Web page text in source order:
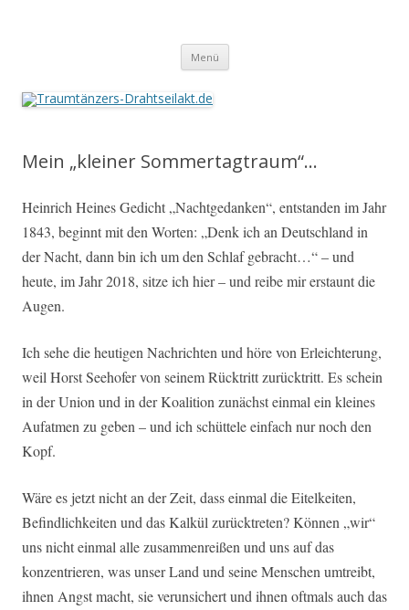
Menü Springe
Inhalt
Mein „kleiner Sommertagtraum“…
Heinrich Heines Gedicht „Nachtgedanken“, entstanden im Jahr
1843, beginnt mit den Worten: „Denk ich an Deutschland in
der Nacht, dann bin ich um den Schlaf gebracht…“ – und
heute, im Jahr 2018, sitze ich hier – und reibe mir erstaunt die
Augen.
Ich sehe die heutigen Nachrichten und höre von Erleichterung,
weil Horst Seehofer von seinem Rücktritt zurücktritt. Es schein
in der Union und in der Koalition zunächst einmal ein kleines
Aufatmen zu geben – und ich schüttele einfach nur noch den
Kopf.
Wäre es jetzt nicht an der Zeit, dass einmal die Eitelkeiten,
Befindlichkeiten und das Kalkül zurücktreten? Können „wir“
uns nicht einmal alle zusammenreißen und uns auf das
konzentrieren, was unser Land und seine Menschen umtreibt,
ihnen Angst macht, sie verunsichert und ihnen oftmals auch das